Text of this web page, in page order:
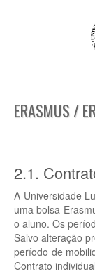
ERASMUS /
2.1.
A Universidade
uma bolsa
o aluno. Os
Salvo alteração
período de
Contrato